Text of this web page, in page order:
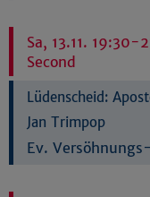
Sa, 13.11. 19:30-
Second
Lüdenscheid:
Jan Trimpop
Ev.